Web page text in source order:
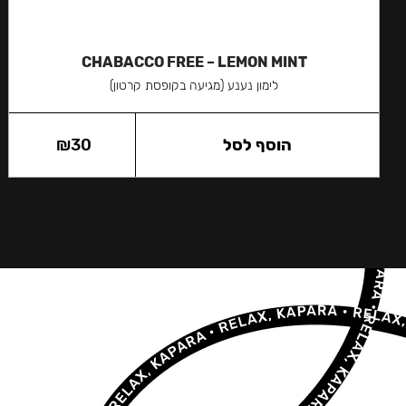
CHABACCO FREE – LEMON MINT
לימון נענע (מגיעה בקופסת קרטון)
₪30 הוסף לסל